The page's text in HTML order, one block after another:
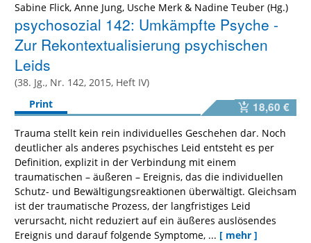
Sabine Flick, Anne Jung, Usche Merk & Nadine Teuber (Hg.)
psychosozial 142: Umkämpfte Psyche -
Zur Rekontextualisierung psychischen
Leids
(38. Jg., Nr. 142, 2015, Heft IV)
Print
18,60 €
Trauma stellt kein rein individuelles Geschehen dar. Noch
deutlicher als anderes psychisches Leid entsteht es per
Definition, explizit in der Verbindung mit einem
traumatischen – äußeren – Ereignis, das die individuellen
Schutz- und Bewältigungsreaktionen überwältigt. Gleichsam
ist der traumatische Prozess, der langfristiges Leid
verursacht, nicht reduziert auf ein äußeres auslösendes
Ereignis und darauf folgende Symptome, ... [ mehr ]